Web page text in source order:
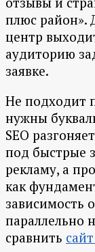
плюс район».
центр
аудиторию
заявке.
Не подходит
нужны
SEO
под быстрые
рекламу, а
как
зависимость
параллельно
сравнить